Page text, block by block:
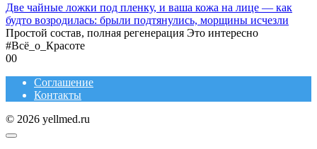
Две чайные ложки под пленку, и ваша кожа на лице — как
будто возродилась: брыли подтянулись, морщины исчезли
Простой состав, полная регенерация Это интересно
#Всё_о_Красоте
00
Соглашение
Контакты
© 2026 yellmed.ru